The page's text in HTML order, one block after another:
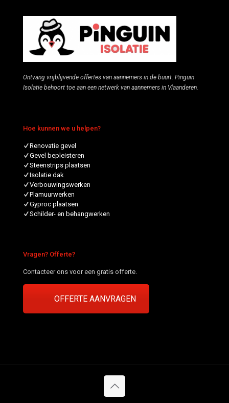
Ontvang vrijblijvende offertes van aannemers in de buurt. Pinguin
Isolatie behoort toe aan een netwerk van aannemers in Vlaanderen.
Hoe kunnen we u helpen?
Renovatie gevel
Gevel bepleisteren
Steenstrips plaatsen
Isolatie dak
Verbouwingswerken
Plamuurwerken
Gyproc plaatsen
Schilder- en behangwerken
Vragen? Offerte?
Contacteer ons voor een gratis offerte.
OFFERTE AANVRAGEN